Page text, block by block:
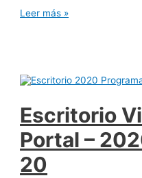
Escritorio
2020
–
21
Leer más »
Escritorio
Portal –
20